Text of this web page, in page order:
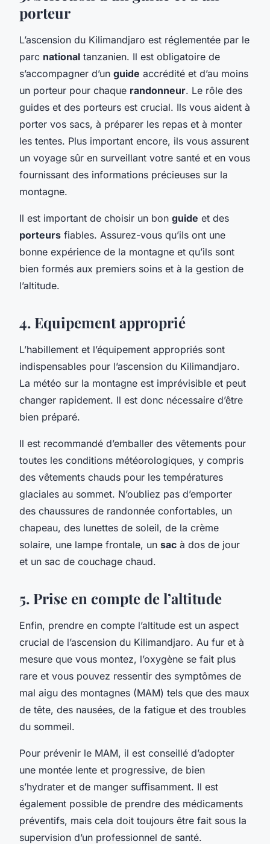
porteur
L’ascension du Kilimandjaro est réglementée par le
parc national tanzanien. Il est obligatoire de
s’accompagner d’un guide accrédité et d’au moins
un porteur pour chaque randonneur. Le rôle des
guides et des porteurs est crucial. Ils vous aident à
porter vos sacs, à préparer les repas et à monter
les tentes. Plus important encore, ils vous assurent
un voyage sûr en surveillant votre santé et en vous
fournissant des informations précieuses sur la
montagne.
Il est important de choisir un bon guide et des
porteurs fiables. Assurez-vous qu’ils ont une
bonne expérience de la montagne et qu’ils sont
bien formés aux premiers soins et à la gestion de
l’altitude.
4. Equipement approprié
L’habillement et l’équipement appropriés sont
indispensables pour l’ascension du Kilimandjaro.
La météo sur la montagne est imprévisible et peut
changer rapidement. Il est donc nécessaire d’être
bien préparé.
Il est recommandé d’emballer des vêtements pour
toutes les conditions météorologiques, y compris
des vêtements chauds pour les températures
glaciales au sommet. N’oubliez pas d’emporter
des chaussures de randonnée confortables, un
chapeau, des lunettes de soleil, de la crème
solaire, une lampe frontale, un sac à dos de jour
et un sac de couchage chaud.
5. Prise en compte de l’altitude
Enfin, prendre en compte l’altitude est un aspect
crucial de l’ascension du Kilimandjaro. Au fur et à
mesure que vous montez, l’oxygène se fait plus
rare et vous pouvez ressentir des symptômes de
mal aigu des montagnes (MAM) tels que des maux
de tête, des nausées, de la fatigue et des troubles
du sommeil.
Pour prévenir le MAM, il est conseillé d’adopter
une montée lente et progressive, de bien
s’hydrater et de manger suffisamment. Il est
également possible de prendre des médicaments
préventifs, mais cela doit toujours être fait sous la
supervision d’un professionnel de santé.